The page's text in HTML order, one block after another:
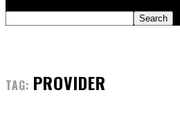
TAG: PROVIDER